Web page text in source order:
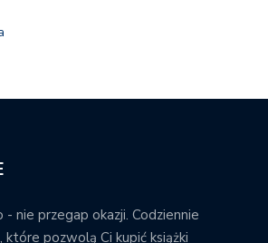
- nie przegap okazji. Codziennie
pozwolą Ci kupić książki